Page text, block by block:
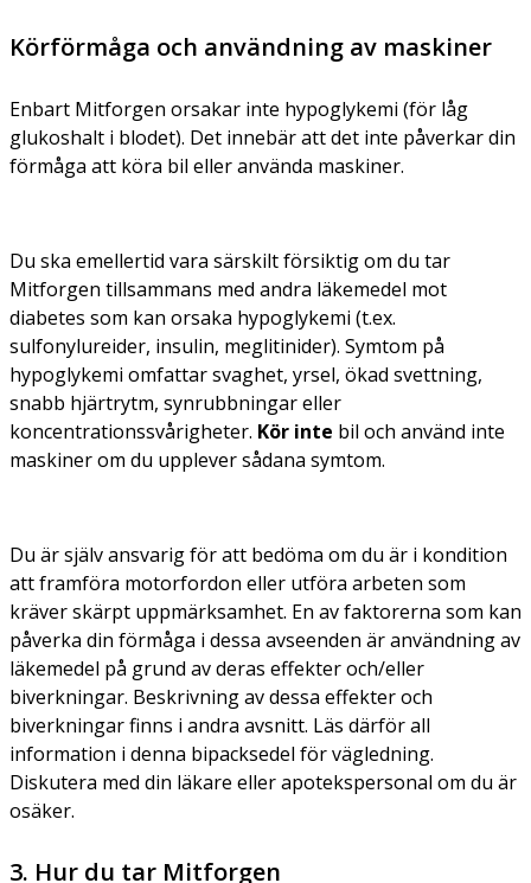
Körförmåga och användning av maskiner
Enbart Mitforgen orsakar inte hypoglykemi (för låg
glukoshalt i blodet). Det innebär att det inte påverkar din
förmåga att köra bil eller använda maskiner.
Du ska emellertid vara särskilt försiktig om du tar
Mitforgen tillsammans med andra läkemedel mot
diabetes som kan orsaka hypoglykemi (t.ex.
sulfonylureider, insulin, meglitinider). Symtom på
hypoglykemi omfattar svaghet, yrsel, ökad svettning,
snabb hjärtrytm, synrubbningar eller
koncentrationssvårigheter. Kör inte bil och använd inte
maskiner om du upplever sådana symtom.
Du är själv ansvarig för att bedöma om du är i kondition
att framföra motorfordon eller utföra arbeten som
kräver skärpt uppmärksamhet. En av faktorerna som kan
påverka din förmåga i dessa avseenden är användning av
läkemedel på grund av deras effekter och/eller
biverkningar. Beskrivning av dessa effekter och
biverkningar finns i andra avsnitt. Läs därför all
information i denna bipacksedel för vägledning.
Diskutera med din läkare eller apotekspersonal om du är
osäker.
3. Hur du tar Mitforgen